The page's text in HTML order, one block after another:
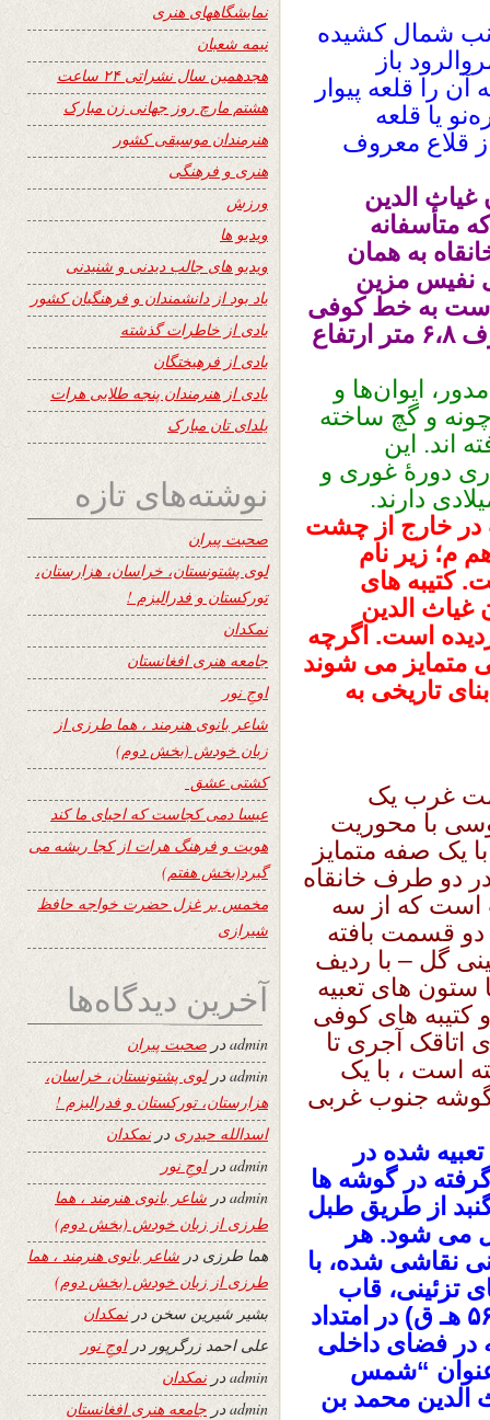
شمال کشیده
باز
را قلعه پیوار
یا قلعه
قلاع معروف
الدین
متأسفانه
به همان
نفیس مزین
است به خط کوفی
همان عصر.طرح مربع است که از هر طرف ۶،۸ متر ارتفاع
ایوان‌ها و
و گچ ساخته
اند. این
دورهٔ غوری و
دارند.
در خارج از چشت
م؛ زیر نام
کتیبه های
غیاث الدین
است. اگرچه
متمایز می شوند
تاریخی به
غرب یک
با محوریت
یک صفه متمایز
دو طرف خانقاه
است که از سه
قسمت بافته
گل – با ردیف
های تعبیه
های کوفی
آجری تا
است ، با یک
جنوب غربی
شده در
در گوشه ها
گنبد از طریق طبل
می شود. هر
نقاشی شده، با
تزئینی، قاب
بندی شده است. تاریخ ساخت ۱۱۶۷ م (۵۶۲ هـ ق) در امتداد
فضای داخلی
عنوان “شمس
الدین محمد بن
نمایشگاههای هنری
نیمه شعبان
هجدهمین سال نشراتی ۲۴ ساعت
هشتم مارچ روز جهانی زن مبارک
هنرمندان موسیقی کشور
هنری و فرهنگی
ورزش
ویدیو ها
ویدیو های جالب دیدنی و شنیدنی
یاد بود از دانشمندان و فرهنگیان کشور
یادی از خاطرات گذشته
یادی از فرهیختگان
یادی از هنرمندان پنجه طلایی هرات
یلدای تان مبارک
نوشته‌های تازه
صحبت پیران
لوی پشتونستان، خراسان، هزارستان،
تورکستان و فدرالیزم !
نمکدان
جامعه هنری افغانستان
اوجِ نور
شاعر بانوی هنرمند ، هما طرزی از
زبان خودش (بخش دوم)
کشتی عشق
عیسا دمی کجاست که احیای ما کند
هویت و فرهنگ هرات از کجا ریشه می
گیرد(بخش هفتم)
مخمس بر غزل حضرت خواجه حافظ
شیرازی
آخرین دیدگاه‌ها
adminدر صحبت پیران
admin درلوی پشتونستان، خراسان،
هزارستان، تورکستان و فدرالیزم !
اسدالله حیدری درنمکدان
adminدراوجِ نور
adminدر شاعر بانوی هنرمند ، هما
طرزی از زبان خودش (بخش دوم)
هما طرزی در شاعر بانوی هنرمند ، هما
طرزی از زبان خودش (بخش دوم)
بشیر شیرین سخن درنمکدان
علی احمد زرگرپور دراوجِ نور
adminدرنمکدان
admin در جامعه هنری افغانستان